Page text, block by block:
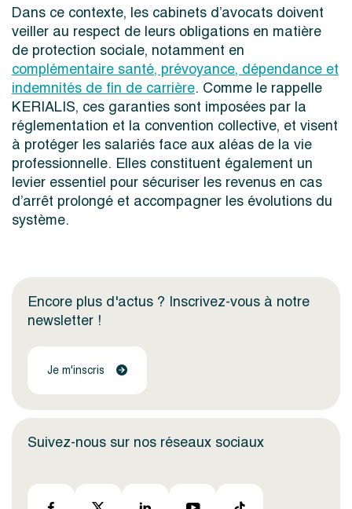
Dans ce contexte, les cabinets d’avocats doivent
veiller au respect de leurs obligations en matière
de protection sociale, notamment en
complémentaire santé, prévoyance, dépendance et
indemnités de fin de carrière. Comme le rappelle
KERIALIS, ces garanties sont imposées par la
réglementation et la convention collective, et visent
à protéger les salariés face aux aléas de la vie
professionnelle. Elles constituent également un
levier essentiel pour sécuriser les revenus en cas
d’arrêt prolongé et accompagner les évolutions du
système.
Encore plus d'actus ? Inscrivez-vous à notre
newsletter !
Je m'inscris
Suivez-nous sur nos réseaux sociaux